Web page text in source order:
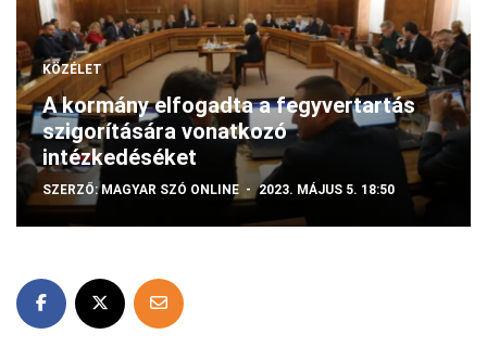
KÖZÉLET
A kormány elfogadta a fegyvertartás
szigorítására vonatkozó
intézkedéséket
SZERZŐ:MAGYAR SZÓ ONLINE 2023. MÁJUS 5. 18:50